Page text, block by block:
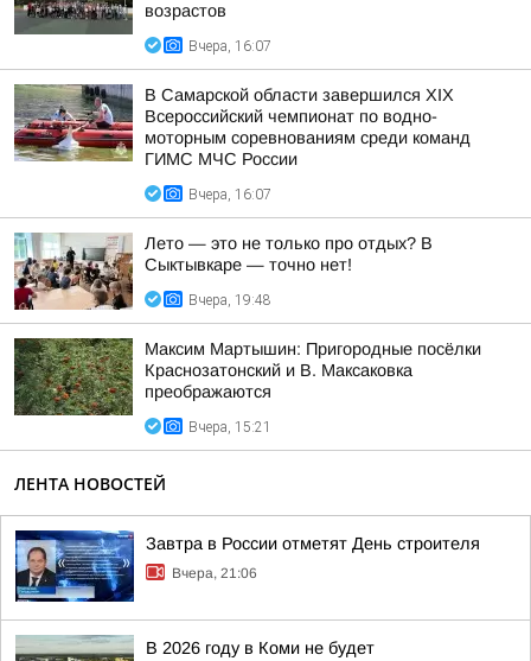
возрастов
Вчера, 16:07
В Самарской области завершился XIХ
Всероссийский чемпионат по водно-
моторным соревнованиям среди команд
ГИМС МЧС России
Вчера, 16:07
Лето — это не только про отдых? В
Сыктывкаре — точно нет!
Вчера, 19:48
Максим Мартышин: Пригородные посёлки
Краснозатонский и В. Максаковка
преображаются
Вчера, 15:21
ЛЕНТА НОВОСТЕЙ
Завтра в России отметят День строителя
Вчера, 21:06
В 2026 году в Коми не будет